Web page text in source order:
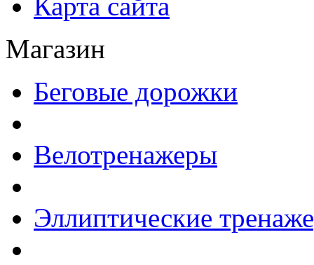
Магазин
Беговые дорожки
Велотренажеры
Эллиптические